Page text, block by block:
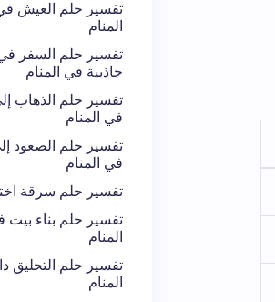
تفسير حلم العيش
المنام
تفسير حلم السفر في
جاذبية في المنام
تفسير حلم الذهاب
في المنام
تفسير حلم
في المنام
تفسير حلم سرقة
تفسير حلم بناء
المنام
تفسير حلم التحليق
المنام